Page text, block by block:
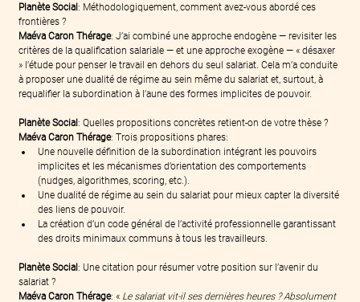
Planète Social: Méthodologiquement, comment avez-vous abordé ces
frontières ?
Maéva Caron Thérage: J’ai combiné une approche endogène — revisiter les
critères de la qualification salariale — et une approche exogène — « désaxer
» l’étude pour penser le travail en dehors du seul salariat. Cela m’a conduite
à proposer une dualité de régime au sein même du salariat et, surtout, à
requalifier la subordination à l’aune des formes implicites de pouvoir.
Planète Social: Quelles propositions concrètes retient-on de votre thèse ?
Maéva Caron Thérage: Trois propositions phares:
Une nouvelle définition de la subordination intégrant les pouvoirs
implicites et les mécanismes d’orientation des comportements
(nudges, algorithmes, scoring, etc.).
Une dualité de régime au sein du salariat pour mieux capter la diversité
des liens de pouvoir.
La création d’un code général de l’activité professionnelle garantissant
des droits minimaux communs à tous les travailleurs.
Planète Social: Une citation pour résumer votre position sur l’avenir du
salariat ?
Maéva Caron Thérage: « Le salariat vit-il ses dernières heures ? Absolument